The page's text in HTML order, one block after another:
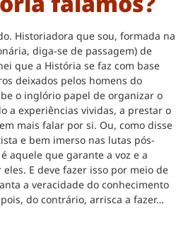
Historiadora que sou, formada na
diga-se de passagem) de
que a História se faz com base
deixados pelos homens do
o inglório papel de organizar o
a experiências vividas, a prestar o
mais falar por si. Ou, como disse
e bem imerso nas lutas pós-
aquele que garante a voz e a
E deve fazer isso por meio de
a veracidade do conhecimento
do contrário, arrisca a fazer…